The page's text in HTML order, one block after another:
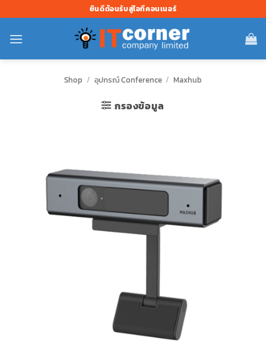
ไป
ยัง
ยินดีต้อนรับสู่ไอทีคอนเนอร์
Shop / อุปกรณ์ Conference / Maxhub
กรองข้อมูล